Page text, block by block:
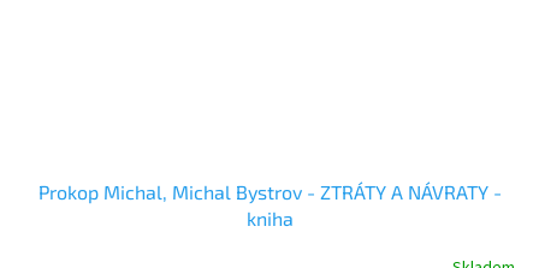
Prokop Michal, Michal Bystrov - ZTRÁTY A NÁVRATY -
kniha